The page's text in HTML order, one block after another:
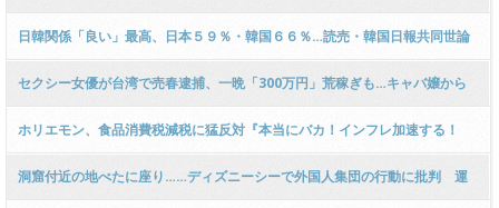
「なぜ無期求刑しない？」「舎弟が23年で主犯格が27年…」「極刑だろ」
日韓関係「良い」最高、日本５９％・韓国６６％…読売・韓国日報共同世論
調査
セクシー女優が台湾で売春逮捕、一晩「300万円」荒稼ぎも…キャバ嬢から
転身もある”海外性出稼ぎ”の闇「日本は安いですからね」
ホリエモン、食品消費税減税に猛反対『本当にバカ！インフレ加速する！
10％に固定しろ！経済学の教科書1ページ目みたいな話！』 ← 突っ込み殺到
洞窟付近の地べたに座り……ディズニーシーで外国人集団の行動に批判 運